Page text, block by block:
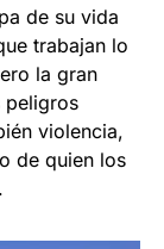
de su vida
trabajan lo
la gran
peligros
violencia,
de quien los